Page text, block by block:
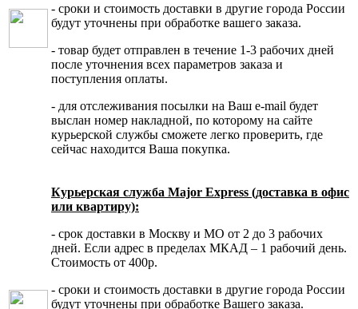
- сроки и стоимость доставки в другие города России
будут уточнены при обработке вашего заказа.
- товар будет отправлен в течение 1-3 рабочих дней
после уточнения всех параметров заказа и
поступления оплаты.
- для отслеживания посылки на Ваш e-mail будет
выслан номер накладной, по которому на сайте
курьерской службы сможете легко проверить, где
сейчас находится Ваша покупка.
Курьерская служба Major Express (доставка в офис
или квартиру):
- срок доставки в Москву и МО от 2 до 3 рабочих
дней. Если адрес в пределах МКАД – 1 рабочий день.
Стоимость от 400р.
- сроки и стоимость доставки в другие города России
будут уточнены при обработке Вашего заказа.